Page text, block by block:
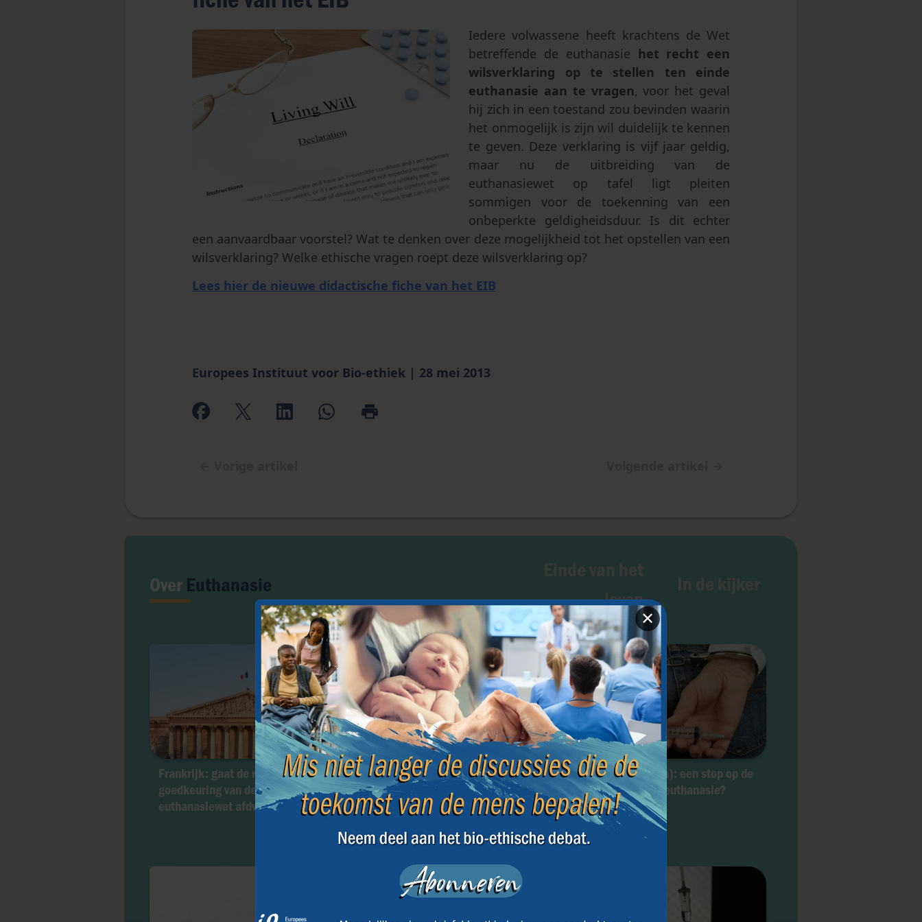
Eugenetica
Transhumanisme
Kunstmatige intelligentie
Iedere volwassene heeft krachtens de Wet
betreffende de euthanasie het recht een
wilsverklaring op te stellen ten einde
euthanasie aan te vragen, voor het geval
hij zich in een toestand zou bevinden waarin
het onmogelijk is zijn wil duidelijk te kennen
te geven. Deze verklaring is vijf jaar geldig,
maar nu de uitbreiding van de
euthanasiewet op tafel ligt pleiten
sommigen voor de toekenning van een
onbeperkte geldigheidsduur. Is dit echter
een aanvaardbaar voorstel? Wat te denken over deze mogelijkheid tot het opstellen van een
wilsverklaring? Welke ethische vragen roept deze wilsverklaring op?
Lees hier de nieuwe didactische fiche van het EIB
Europees Instituut voor Bio-ethiek | 28 mei 2013
✕
OverEuthanasie
Einde van het
leven
In de kijker
Frankrijk: gaat de regering de
goedkeuring van de
euthanasiewet afdwingen?
Rouwverlof bij euthanasie: is het
mogelijk om van mening te
veranderen?
Alberta (Canada): een stop op de
uitbreiding van euthanasie?